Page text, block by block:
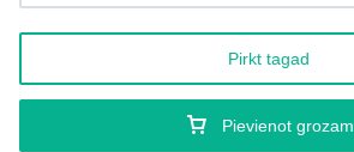
Pievienot grozam
Pirkt tagad